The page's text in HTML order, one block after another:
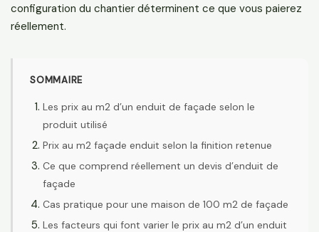
configuration du chantier déterminent ce que vous paierez
réellement.
SOMMAIRE
Les prix au m2 d’un enduit de façade selon le
produit utilisé
Prix au m2 façade enduit selon la finition retenue
Ce que comprend réellement un devis d’enduit de
façade
Cas pratique pour une maison de 100 m2 de façade
Les facteurs qui font varier le prix au m2 d’un enduit